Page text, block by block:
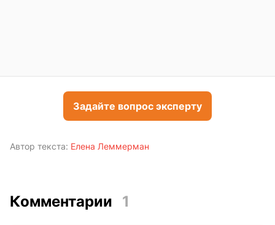
Задайте вопрос эксперту
Автор текста: Елена Леммерман
Комментарии 1